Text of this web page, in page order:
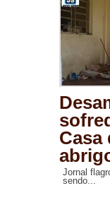
Casa
Jornal
sendo...